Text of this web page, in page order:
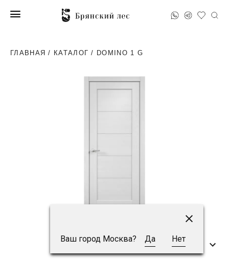
Ваш город Москва? Да Нет
ГЛАВНАЯ / КАТАЛОГ / DOMINO 1 G